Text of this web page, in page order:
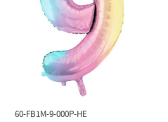
60-FB1M-9-000P-HE